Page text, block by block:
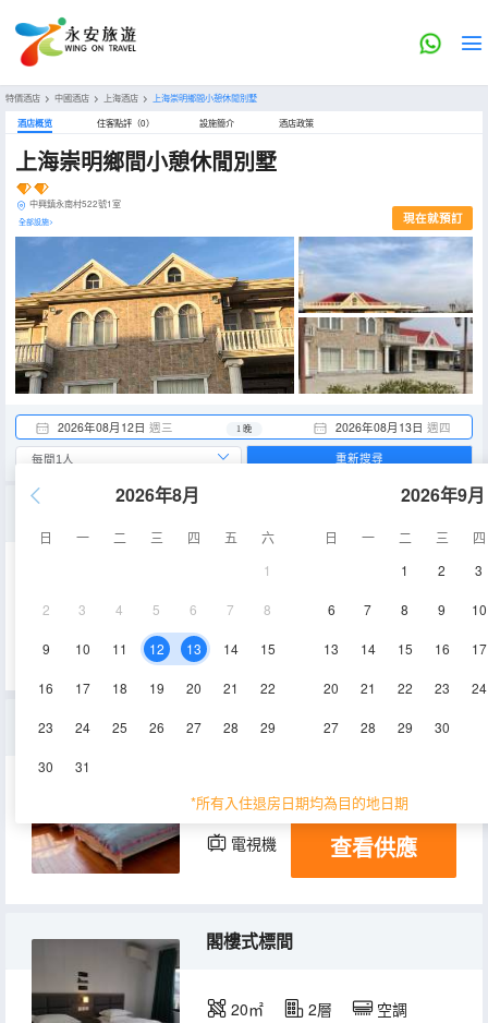
特價酒店 > 中國酒店 > 上海酒店 > 上海崇明鄉間小憩休閒別墅
酒店概览 住客點評（0） 設施簡介 酒店政策
上海崇明鄉間小憩休閒別墅
中興鎮永南村522號1室
全部設施> 現在就預訂
2026年08月12日 週三 2026年08月13日 週四
1 晚
2026年8月
日 一 二 三 四 五
六
1
2 3 4 5 6 7 8
9 10 11 12 13 14 15
16 17 18 19 20 21 22
23 24 25 26 27 28 29
30 31
2026年9月
日 一 二 三
四
1
2 3
6 7 8 9 10
13 14 15 16 17
20 21 22 23 24
27 28 29 30
*所有入住退房日期均為目的地日期
重新搜尋
空調
獨棟別墅
200㎡ 1層 空調
電視機 查看供應
閣樓式標間
20㎡ 2層 空調